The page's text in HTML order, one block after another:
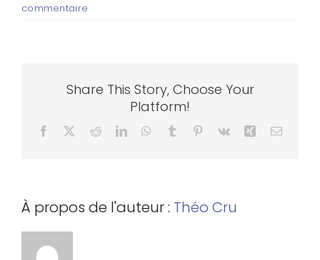
commentaire
Share This Story, Choose Your
Platform!
Facebook RedditLinkedInWhatsApp
Tumblr Pinterest
Vk XingEmail
À propos de l'auteur : Théo Cru